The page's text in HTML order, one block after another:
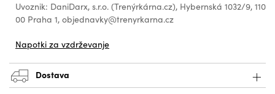
Uvoznik: DaniDarx, s.r.o. (Trenýrkárna.cz), Hybernská 1032/9, 110
00 Praha 1, objednavky@trenyrkarna.cz
Napotki za vzdrževanje
Dostava